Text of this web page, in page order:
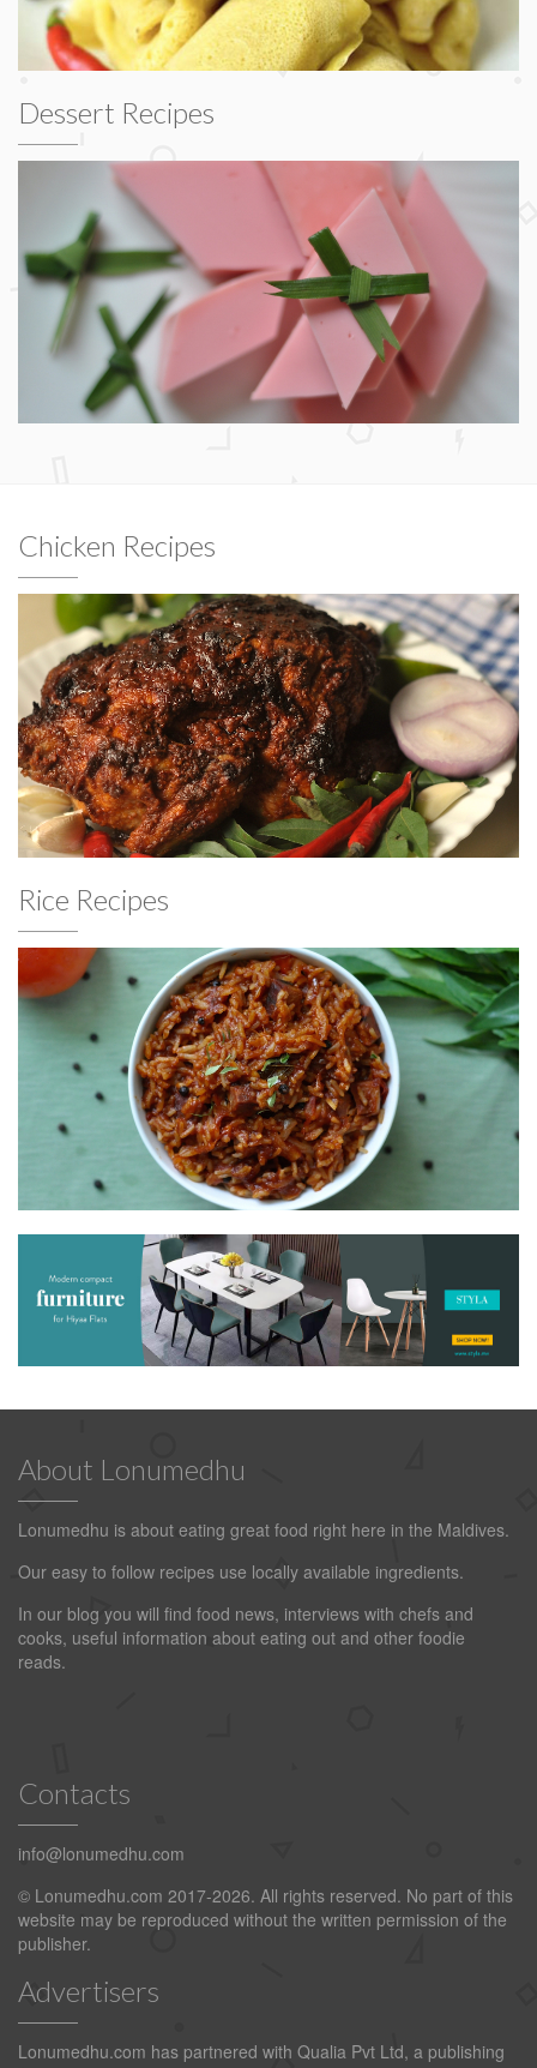
Dessert Recipes
Chicken Recipes
Rice Recipes
About Lonumedhu
Lonumedhu is about eating great food right here in the Maldives.
Our easy to follow recipes use locally available ingredients.
In our blog you will find food news, interviews with chefs and
cooks, useful information about eating out and other foodie
reads.
Contacts
info@lonumedhu.com
© Lonumedhu.com 2017-2026. All rights reserved. No part of this
website may be reproduced without the written permission of the
publisher.
Advertisers
Lonumedhu.com has partnered with Qualia Pvt Ltd, a publishing